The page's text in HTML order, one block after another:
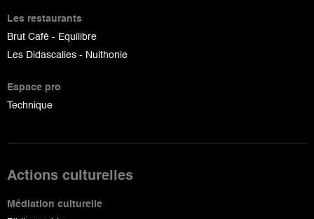
Les restaurants
Brut Café - Equilibre
Les Didascalies - Nuithonie
Espace pro
Technique
Actions culturelles
Médiation culturelle